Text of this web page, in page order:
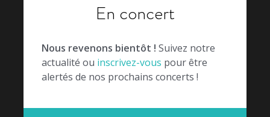
En concert
Nous revenons bientôt ! Suivez notre
actualité ou inscrivez-vous pour être
alertés de nos prochains concerts !